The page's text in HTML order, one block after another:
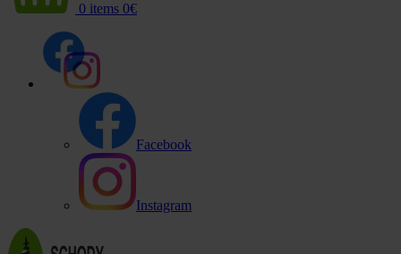
0 items 0€
Facebook
Instagram